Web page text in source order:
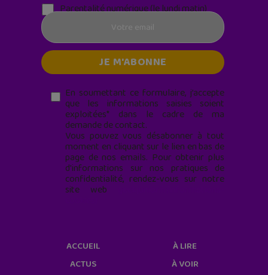
Parentalité numérique (le lundi matin)
En soumettant ce formulaire, j’accepte
que les informations saisies soient
exploitées* dans le cadre de ma
demande de contact.
Vous pouvez vous désabonner à tout
moment en cliquant sur le lien en bas de
page de nos emails. Pour obtenir plus
d'informations sur nos pratiques de
confidentialité, rendez-vous sur notre
site web
ACCUEIL
ACTUS
À LIRE
À VOIR